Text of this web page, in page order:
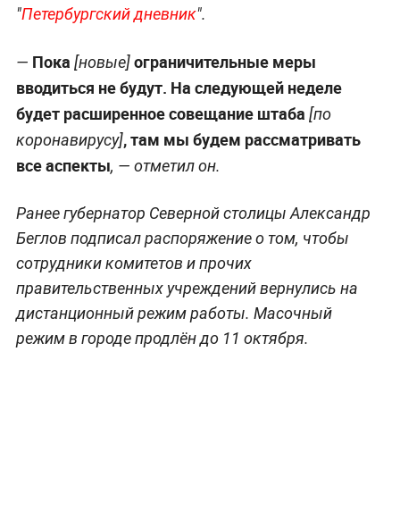
"Петербургский дневник".
— Пока [новые]ограничительные меры
вводиться не будут. На следующей неделе
будет расширенное совещание штаба [по
коронавирусу], там мы будем рассматривать
все аспекты, — отметил он.
Ранее губернатор Северной столицы Александр
Беглов подписал распоряжение о том, чтобы
сотрудники комитетов и прочих
правительственных учреждений вернулись на
дистанционный режим работы. Масочный
режим в городе продлён до 11 октября.